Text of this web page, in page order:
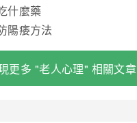
什麼藥
陽痿方法
更多 "老人心理" 相關文章